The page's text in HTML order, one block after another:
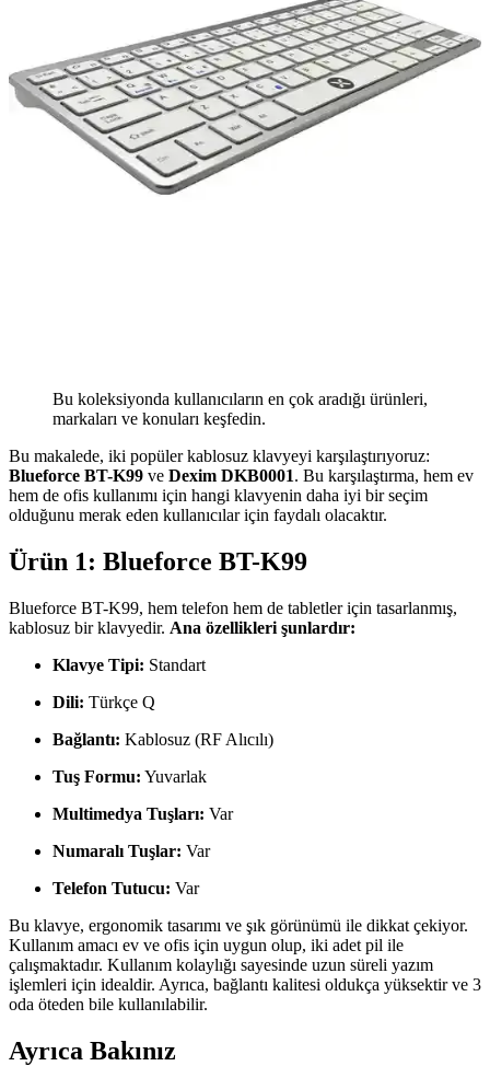
Bu koleksiyonda kullanıcıların en çok aradığı ürünleri,
markaları ve konuları keşfedin.
Bu makalede, iki popüler kablosuz klavyeyi karşılaştırıyoruz:
Blueforce BT-K99 ve Dexim DKB0001. Bu karşılaştırma, hem ev
hem de ofis kullanımı için hangi klavyenin daha iyi bir seçim
olduğunu merak eden kullanıcılar için faydalı olacaktır.
Ürün 1: Blueforce BT-K99
Blueforce BT-K99, hem telefon hem de tabletler için tasarlanmış,
kablosuz bir klavyedir. Ana özellikleri şunlardır:
Klavye Tipi: Standart
Dili: Türkçe Q
Bağlantı: Kablosuz (RF Alıcılı)
Tuş Formu: Yuvarlak
Multimedya Tuşları: Var
Numaralı Tuşlar: Var
Telefon Tutucu: Var
Bu klavye, ergonomik tasarımı ve şık görünümü ile dikkat çekiyor.
Kullanım amacı ev ve ofis için uygun olup, iki adet pil ile
çalışmaktadır. Kullanım kolaylığı sayesinde uzun süreli yazım
işlemleri için idealdir. Ayrıca, bağlantı kalitesi oldukça yüksektir ve 3
oda öteden bile kullanılabilir.
Ayrıca Bakınız